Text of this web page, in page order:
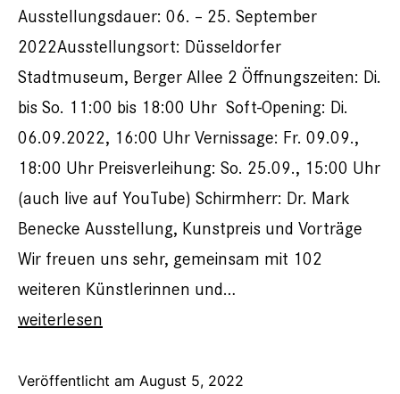
Ausstellungsdauer: 06. – 25. September
2022Ausstellungsort: Düsseldorfer
Stadtmuseum, Berger Allee 2 Öffnungszeiten: Di.
bis So. 11:00 bis 18:00 Uhr Soft-Opening: Di.
06.09.2022, 16:00 Uhr Vernissage: Fr. 09.09.,
18:00 Uhr Preisverleihung: So. 25.09., 15:00 Uhr
(auch live auf YouTube) Schirmherr: Dr. Mark
Benecke Ausstellung, Kunstpreis und Vorträge
Wir freuen uns sehr, gemeinsam mit 102
weiteren Künstlerinnen und…
Die
des
weiterlesen
Veröffentlicht am August 5, 2022